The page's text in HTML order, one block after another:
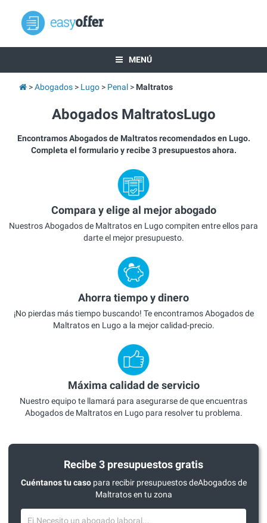
MENÚ
Abogados Lugo Penal Maltratos
Abogados MaltratosLugo
Encontramos Abogados de Maltratos recomendados en Lugo.
Completa el formulario y recibe 3 presupuestos ahora.
Compara y elige al mejor abogado
Nuestros Abogados de Maltratos en Lugo compiten entre ellos para
darte el mejor presupuesto.
Ahorra tiempo y dinero
¡No pierdas más tiempo buscando! Te encontramos Abogados de
Maltratos en Lugo a la mejor calidad-precio.
Máxima calidad de servicio
Nuestro equipo te llamará para asegurarse de que encuentras
Abogados de Maltratos en Lugo para resolver tu problema.
Recibe 3 presupuestos gratis
Cuéntanos tu casopara recibir presupuestos deAbogados de
Maltratos en tu zona